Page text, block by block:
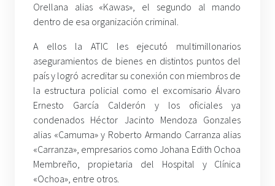
Orellana alias «Kawas», el segundo al mando
dentro de esa organización criminal.
A ellos la ATIC les ejecutó multimillonarios
aseguramientos de bienes en distintos puntos del
país y logró acreditar su conexión con miembros de
la estructura policial como el excomisario Álvaro
Ernesto García Calderón y los oficiales ya
condenados Héctor Jacinto Mendoza Gonzales
alias «Camuma» y Roberto Armando Carranza alias
«Carranza», empresarios como Johana Edith Ochoa
Membreño, propietaria del Hospital y Clínica
«Ochoa», entre otros.